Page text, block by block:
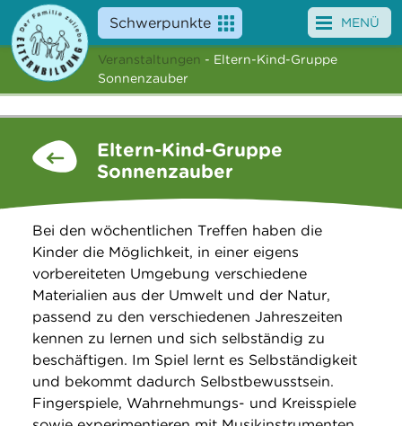
Schwerpunkte
Angebote
News
Über uns
Suche
MENÜ
Veranstaltungen - Eltern-Kind-Gruppe
Sonnenzauber
Eltern-Kind-Gruppe
Sonnenzauber
Bei den wöchentlichen Treffen haben die
Kinder die Möglichkeit, in einer eigens
vorbereiteten Umgebung verschiedene
Materialien aus der Umwelt und der Natur,
passend zu den verschiedenen Jahreszeiten
kennen zu lernen und sich selbständig zu
beschäftigen. Im Spiel lernt es Selbständigkeit
und bekommt dadurch Selbstbewusstsein.
Fingerspiele, Wahrnehmungs- und Kreisspiele